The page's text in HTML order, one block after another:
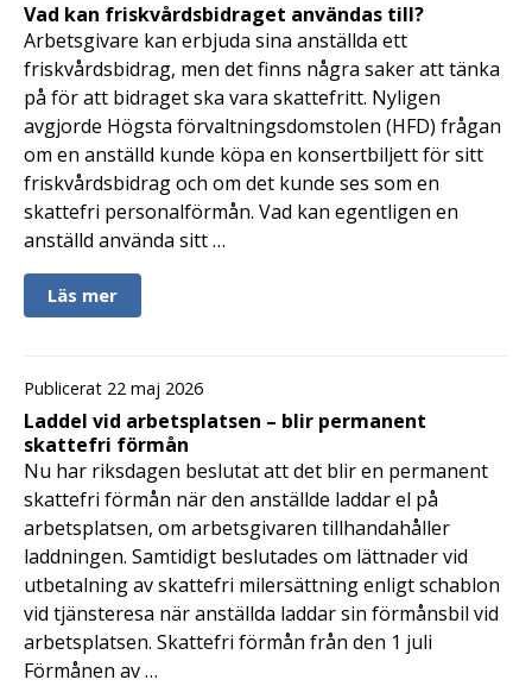
Vad kan friskvårdsbidraget användas till?
Arbetsgivare kan erbjuda sina anställda ett
friskvårdsbidrag, men det finns några saker att tänka
på för att bidraget ska vara skattefritt. Nyligen
avgjorde Högsta förvaltningsdomstolen (HFD) frågan
om en anställd kunde köpa en konsertbiljett för sitt
friskvårdsbidrag och om det kunde ses som en
skattefri personalförmån. Vad kan egentligen en
anställd använda sitt …
Läs mer
Publicerat 22 maj 2026
Laddel vid arbetsplatsen – blir permanent
skattefri förmån
Nu har riksdagen beslutat att det blir en permanent
skattefri förmån när den anställde laddar el på
arbetsplatsen, om arbetsgivaren tillhandahåller
laddningen. Samtidigt beslutades om lättnader vid
utbetalning av skattefri milersättning enligt schablon
vid tjänsteresa när anställda laddar sin förmånsbil vid
arbetsplatsen. Skattefri förmån från den 1 juli
Förmånen av …